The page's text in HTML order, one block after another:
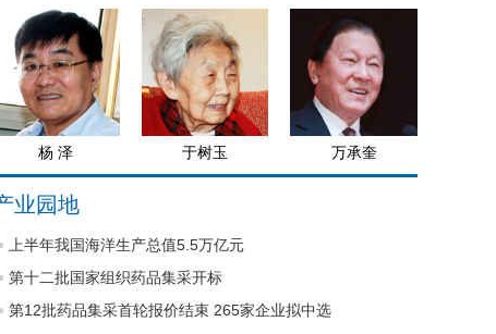
杨 泽 于树玉 万承奎
业园地
上半年我国海洋生产总值5.5万亿元
第十二批国家组织药品集采开标
第12批药品集采首轮报价结束 265家企业拟中选